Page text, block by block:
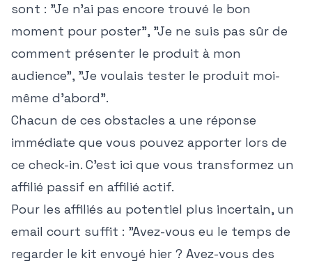
sont : "Je n'ai pas encore trouvé le bon
moment pour poster", "Je ne suis pas sûr de
comment présenter le produit à mon
audience", "Je voulais tester le produit moi-
même d'abord".
Chacun de ces obstacles a une réponse
immédiate que vous pouvez apporter lors de
ce check-in. C'est ici que vous transformez un
affilié passif en affilié actif.
Pour les affiliés au potentiel plus incertain, un
email court suffit : "Avez-vous eu le temps de
regarder le kit envoyé hier ? Avez-vous des